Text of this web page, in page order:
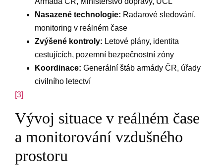
Nasazené technologie: Radarové sledování,
monitoring v reálném čase
Zvýšené⁣ kontroly: ⁣Letové plány, identita
cestujících, pozemní bezpečnostní zóny
Koordinace: Generální štáb armády ČR, úřady
civilního letectví
[3]
Vývoj situace v reálném čase
a⁢ monitorování vzdušného
‍prostoru